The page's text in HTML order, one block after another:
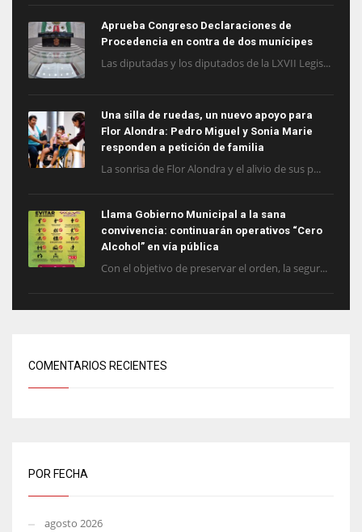
Aprueba Congreso Declaraciones de
Procedencia en contra de dos munícipes
Las diputadas y los diputados de la LXVII Legis...
Una silla de ruedas, un nuevo apoyo para
Flor Alondra: Pedro Miguel y Sonia Marie
responden a petición de familia
La sonrisa de Flor Alondra y el alivio de sus p...
Llama Gobierno Municipal a la sana
convivencia: continuarán operativos “Cero
Alcohol” en vía pública
Con el objetivo de preservar el orden, la segur...
COMENTARIOS RECIENTES
POR FECHA
agosto 2026